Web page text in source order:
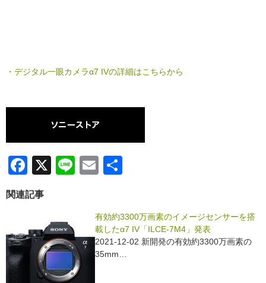
・デジタル一眼カメラα7 IVの詳細はこちらから
F
c
b
o
X
Li
E
関連記事
有効約3300万画素のイメージセンサーを搭
載したα7 IV「ILCE-7M4」発表
2021-12-02 新開発の有効約3300万画素の
35mm…